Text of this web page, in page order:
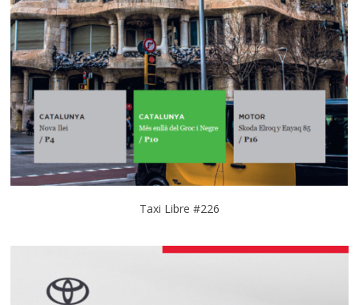
Taxi Libre #226